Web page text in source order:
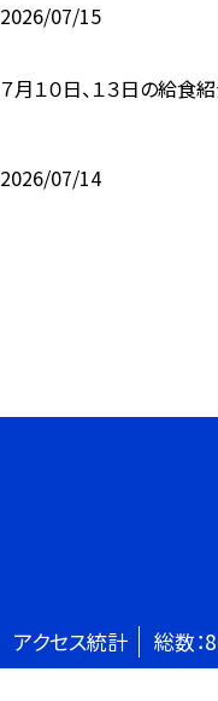
2026/07/15
７月１０日、１３日の給食
2026/07/14
アクセス統計 総数：